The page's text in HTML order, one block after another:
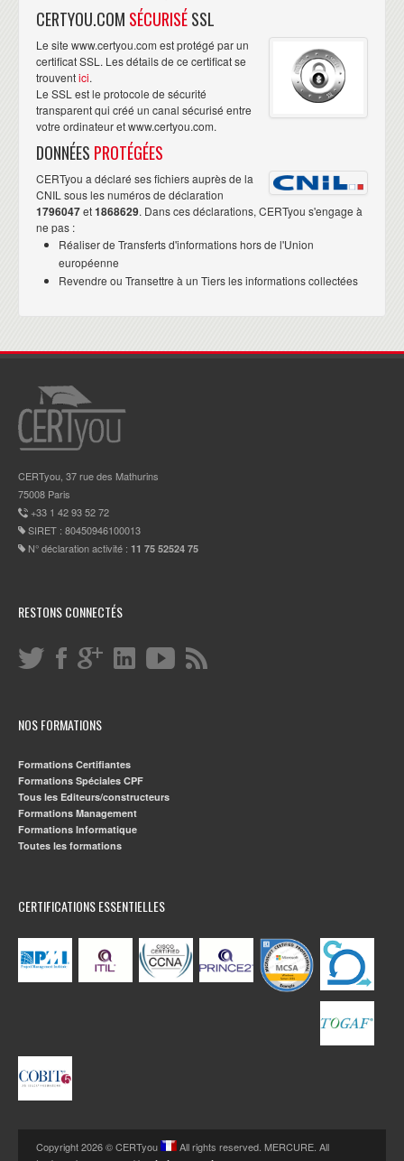
CERTYOU.COM SÉCURISÉSSL
Le site www.certyou.com est protégé par un
certificat SSL. Les détails de ce certificat se
trouventici.
Le SSL est le protocole de sécurité
transparent qui créé un canal sécurisé entre
votre ordinateur et www.certyou.com.
DONNÉES PROTÉGÉES
CERTyou a déclaré ses fichiers auprès de la
CNIL sous les numéros de déclaration
1796047et1868629. Dans ces déclarations, CERTyou s'engage à
ne pas :
Réaliser de Transferts d'informations hors de l'Union
européenne
Revendre ou Transettre à un Tiers les informations collectées
CERTyou, 37 rue des Mathurins
75008 Paris
+33 1 42 93 52 72
SIRET : 80450946100013
N° déclaration activité : 11 75 52524 75
RESTONS CONNECTÉS
NOS FORMATIONS
Formations Certifiantes
Formations Spéciales CPF
Tous les Editeurs/constructeurs
Formations Management
Formations Informatique
Toutes les formations
CERTIFICATIONS ESSENTIELLES
Copyright 2026 © CERTyou
All rights reserved. MERCURE. All